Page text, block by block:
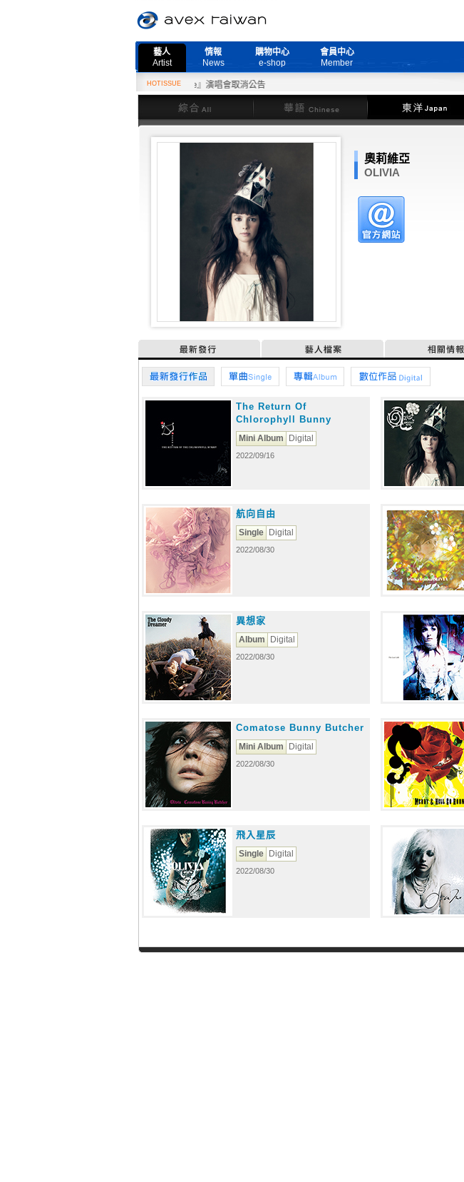
藝人
Artist
情報
News
購物中心
e-shop
會員中心
Member
HOTISSUE
2月27日『Need More Live』演唱會取消公告
綜合 華語 東洋
奧莉維亞
OLIVIA
最新發行 藝人檔案 相關情報
最新發行作品 單曲 專輯 數位作品
The Return Of
Chlorophyll Bunny
Mini Album Digital
2022/09/16
航向自由
Single Digital
2022/08/30
異想家
Album Digital
2022/08/30
Comatose Bunny Butcher
Mini Album Digital
2022/08/30
飛入星辰
Single Digital
2022/08/30